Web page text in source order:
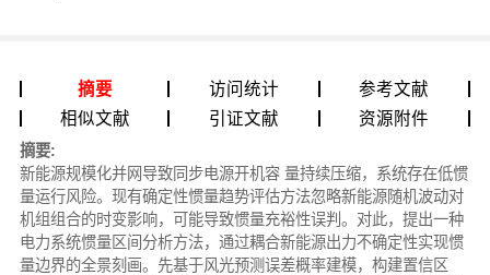
摘要 访问统计
参考文献
相似文献
引证文献 资源附件
摘要:
新能源规模化并网导致同步电源开机容 量持续压缩，系统存在低惯
量运行风险。现有确定性惯量趋势评估方法忽略新能源随机波动对
机组组合的时变影响，可能导致惯量充裕性误判。对此，提出一种
电力系统惯量区间分析方法，通过耦合新能源出力不确定性实现惯
量边界的全景刻画。先基于风光预测误差概率建模，构建置信区